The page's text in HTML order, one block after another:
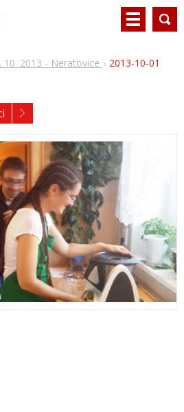
2013 - Neratovice
2013-10-01